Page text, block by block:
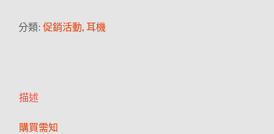
分類: 促銷活動, 耳機
描述
購買需知